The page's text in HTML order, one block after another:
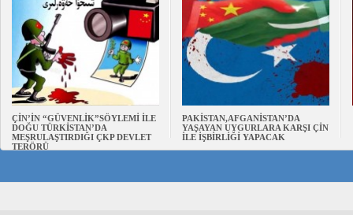
ÇİN’İN “GÜVENLİK”SÖYLEMİ İLE
DOĞU TÜRKİSTAN’DA
MEŞRULAŞTIRDIĞI ÇKP DEVLET
TERÖRÜ
PAKİSTAN,AFGANİSTAN’DA
YAŞAYAN UYGURLARA KARŞI ÇİN
İLE İŞBİRLİĞİ YAPACAK